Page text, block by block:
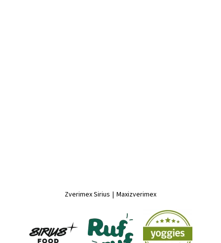
Zverimex Sirius | Maxizverimex